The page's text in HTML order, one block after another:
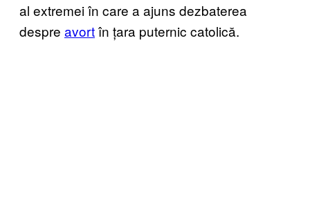
al extremei în care a ajuns dezbaterea
despre avortîn țara puternic catolică.